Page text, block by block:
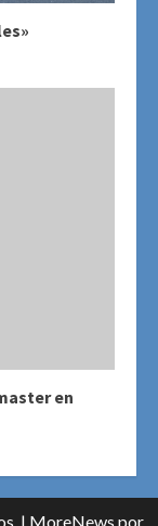
en
| MoreNews por